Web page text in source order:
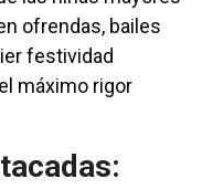
ofrendas, bailes
festividad
máximo rigor